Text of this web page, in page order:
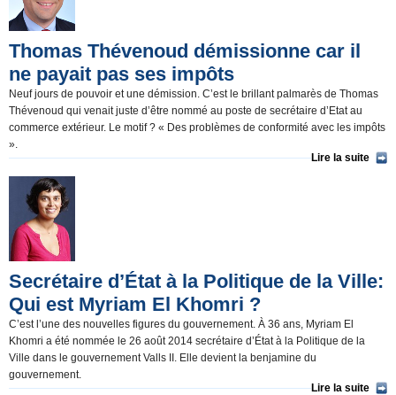
Thomas Thévenoud démissionne car il
ne payait pas ses impôts
Neuf jours de pouvoir et une démission. C’est le brillant palmarès de Thomas
Thévenoud qui venait juste d’être nommé au poste de secrétaire d’Etat au
commerce extérieur. Le motif ? « Des problèmes de conformité avec les impôts
».
Lire la suite
Secrétaire d’État à la Politique de la Ville:
Qui est Myriam El Khomri ?
C’est l’une des nouvelles figures du gouvernement. À 36 ans, Myriam El
Khomri a été nommée le 26 août 2014 secrétaire d’État à la Politique de la
Ville dans le gouvernement Valls II. Elle devient la benjamine du
gouvernement.
Lire la suite